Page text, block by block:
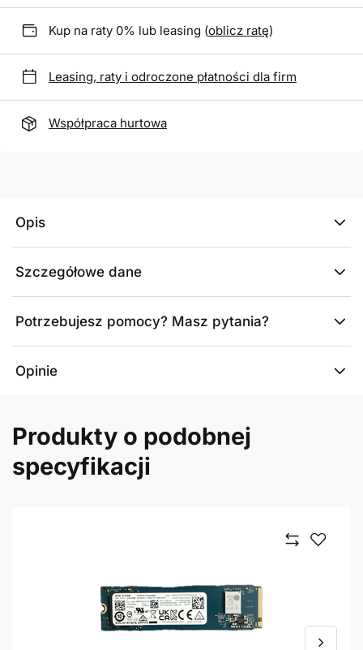
Kup na raty 0% lub leasing (oblicz ratę)
Leasing, raty i odroczone płatności dla firm
Współpraca hurtowa
Opis
Szczegółowe dane
Potrzebujesz pomocy? Masz pytania?
Opinie
Produkty o podobnej
specyfikacji